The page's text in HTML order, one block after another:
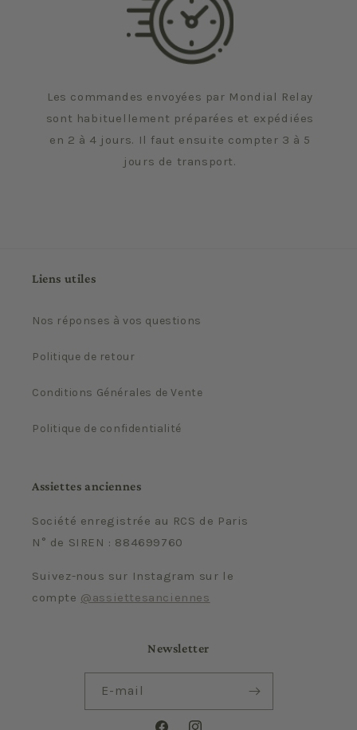
Les commandes envoyées par Mondial Relay
sont habituellement préparées et expédiées
en 2 à 4 jours. Il faut ensuite compter 3 à 5
jours de transport.
Liens utiles
Nos réponses à vos questions
Politique de retour
Conditions Générales de Vente
Politique de confidentialité
Assiettes anciennes
Société enregistrée au RCS de Paris
N° de SIREN : 884699760
Suivez-nous sur Instagram sur le
compte @assiettesanciennes
Newsletter
E-mail